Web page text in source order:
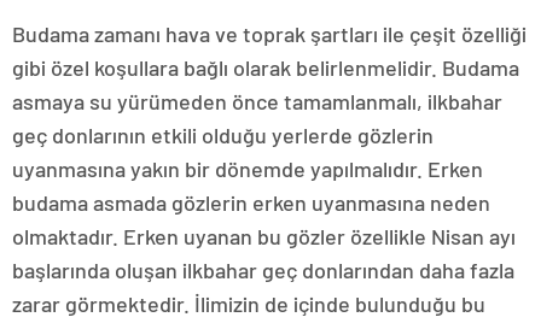
Budama zamanı hava ve toprak şartları ile çeşit özelliği
gibi özel koşullara bağlı olarak belirlenmelidir. Budama
asmaya su yürümeden önce tamamlanmalı, ilkbahar
geç donlarının etkili olduğu yerlerde gözlerin
uyanmasına yakın bir dönemde yapılmalıdır. Erken
budama asmada gözlerin erken uyanmasına neden
olmaktadır. Erken uyanan bu gözler özellikle Nisan ayı
başlarında oluşan ilkbahar geç donlarından daha fazla
zarar görmektedir. İlimizin de içinde bulunduğu bu